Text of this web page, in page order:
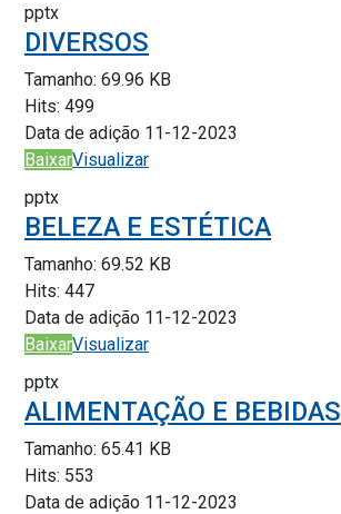
pptx
DIVERSOS
Tamanho: 69.96 KB
Hits: 499
Data de adição 11-12-2023
BaixarVisualizar
pptx
BELEZA E ESTÉTICA
Tamanho: 69.52 KB
Hits: 447
Data de adição 11-12-2023
BaixarVisualizar
pptx
ALIMENTAÇÃO E BEBIDAS
Tamanho: 65.41 KB
Hits: 553
Data de adição 11-12-2023